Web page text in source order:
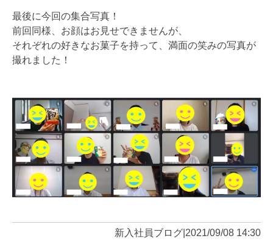
最後に今回の集合写真！
前回同様、お顔はお見せできませんが、
それぞれの好きなお菓子を持って、満面の笑みの写真が
撮れました！
新入社員ブログ 2021/09/08 14:30